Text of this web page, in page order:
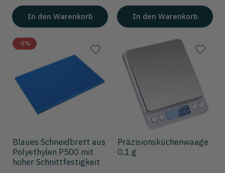
In den Warenkorb In den Warenkorb
-5%
Blaues Schneidbrett aus
Polyethylen P500 mit
hoher Schnittfestigkeit
Präzisionsküchenwaage
0,1 g